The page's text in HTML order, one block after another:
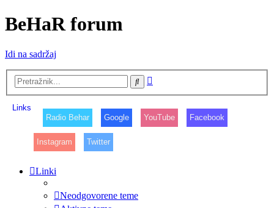
BeHaR forum
Idi na sadržaj
Pretražnik
Links
Radio Behar
Google YouTube Facebook
Instagram Twitter
Linki
Neodgovorene teme